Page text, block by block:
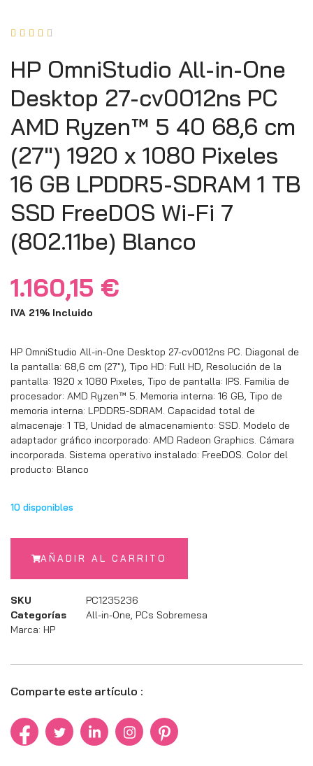
    
HP OmniStudio All-in-One
Desktop 27-cv0012ns PC
AMD Ryzen™ 5 40 68,6 cm
(27″) 1920 x 1080 Pixeles
16 GB LPDDR5-SDRAM 1 TB
SSD FreeDOS Wi-Fi 7
(802.11be) Blanco
1.160,15 €
IVA 21% Incluido
HP OmniStudio All-in-One Desktop 27-cv0012ns PC. Diagonal de
la pantalla: 68,6 cm (27″), Tipo HD: Full HD, Resolución de la
pantalla: 1920 x 1080 Pixeles, Tipo de pantalla: IPS. Familia de
procesador: AMD Ryzen™ 5. Memoria interna: 16 GB, Tipo de
memoria interna: LPDDR5-SDRAM. Capacidad total de
almacenaje: 1 TB, Unidad de almacenamiento: SSD. Modelo de
adaptador gráfico incorporado: AMD Radeon Graphics. Cámara
incorporada. Sistema operativo instalado: FreeDOS. Color del
producto: Blanco
10 disponibles
AÑADIR AL CARRITO
SKU
PC1235236
Categorías
All-in-One, PCs Sobremesa
Marca: HP
Comparte este artículo :